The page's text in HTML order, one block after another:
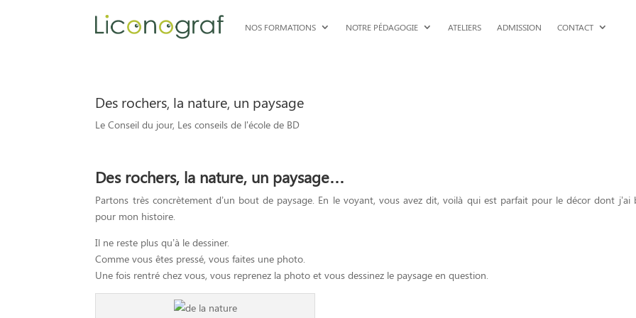
NOS FORMATIONS NOTRE PÉDAGOGIE ATELIERS ADMISSION CONTACT
Des rochers, la nature, un paysage
Le Conseil du jour, Les conseils de l'école de BD
Des rochers, la nature, un paysage…
Partons très concrètement d’un bout de paysage. En le voyant, vous avez dit, voilà qui est parfait pour le décor dont j’ai
pour mon histoire.
Il ne reste plus qu’à le dessiner.
Comme vous êtes pressé, vous faites une photo.
Une fois rentré chez vous, vous reprenez la photo et vous dessinez le paysage en question.